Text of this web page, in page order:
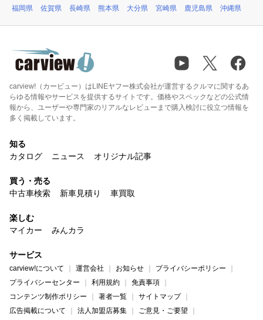
福岡県
佐賀県 長崎県 熊本県 大分県 宮崎県 鹿児島県 沖縄県
carview!（カービュー）はLINEヤフー株式会社が運営するクルマに関するあ
らゆる情報やサービスを提供するサイトです。価格やスペックなどの公式情
報から、ユーザーや専門家のリアルなレビューまで購入検討に役立つ情報を
多く掲載しています。
知る
カタログ
ニュース オリジナル記事
買う・売る
中古車検索
新車見積り 車買取
楽しむ
マイカー
みんカラ
サービス
carview!について 運営会社 お知らせ
プライバシーポリシー
プライバシーセンター
利用規約
免責事項
コンテンツ制作ポリシー
著者一覧
サイトマップ
広告掲載について
法人加盟店募集 ご意見・ご要望